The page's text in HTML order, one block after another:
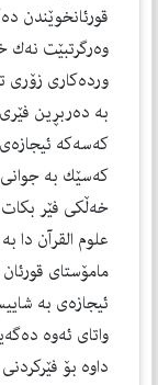
قورئانخوێندن
وه‌رگرتبێت نه‌ك
ورده‌كاری زۆری
به‌ ده‌ربڕین
كه‌سه‌كه‌
كه‌سێك به‌
خه‌ڵكی فێر بكات
علوم القرآن دا
مامۆستای
ئیجازه‌ی به‌
واتای ئه‌وه‌
داوه‌ بۆ